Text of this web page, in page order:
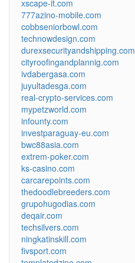
xscape-it.com
777azino-mobile.com
cobbseniorbowl.com
technowdesign.com
durexsecurityandshipping.com
cityroofingandplannig.com
ivdabergasa.com
juyultadesga.com
real-crypto-services.com
mypetzworld.com
infounty.com
investparaguay-eu.com
bwc88asia.com
extrem-poker.com
ks-casino.com
carcarepoints.com
thedoodlebreeders.com
grupohugodias.com
deqair.com
techsilvers.com
ningkatinskill.com
fivsport.com